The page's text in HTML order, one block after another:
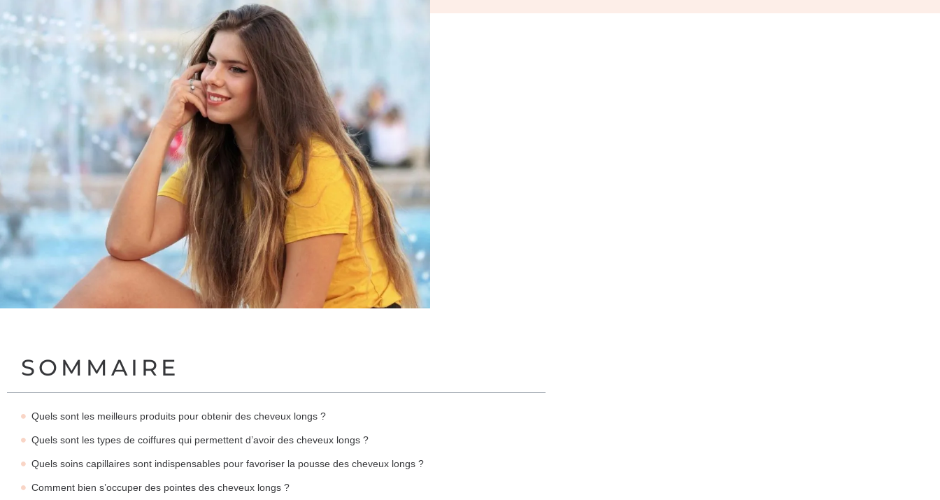
SOMMAIRE
Quels sont les meilleurs produits pour obtenir des cheveux longs ?
Quels sont les types de coiffures qui permettent d’avoir des cheveux longs ?
Quels soins capillaires sont indispensables pour favoriser la pousse des cheveux longs ?
Comment bien s’occuper des pointes des cheveux longs ?